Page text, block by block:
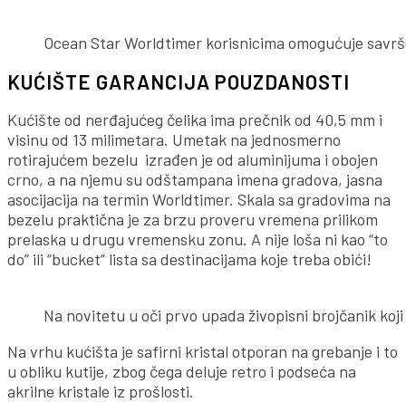
Ocean Star Worldtimer korisnicima omogućuje
KUĆIŠTE GARANCIJA POUZDANOSTI
Kućište od nerđajućeg čelika ima prečnik od 40,5 mm i
visinu od 13 milimetara. Umetak na jednosmerno
rotirajućem bezelu izrađen je od aluminijuma i obojen
crno, a na njemu su odštampana imena gradova, jasna
asocijacija na termin Worldtimer. Skala sa gradovima na
bezelu praktična je za brzu proveru vremena prilikom
prelaska u drugu vremensku zonu. A nije loša ni kao “to
do” ili “bucket” lista sa destinacijama koje treba obići!
Na novitetu u oči prvo upada živopisni brojčanik
Na vrhu kućišta je safirni kristal otporan na grebanje i to
u obliku kutije, zbog čega deluje retro i podseća na
akrilne kristale iz prošlosti.